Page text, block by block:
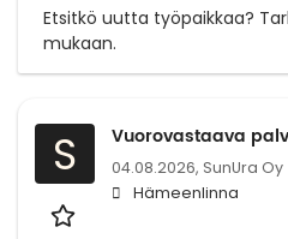
Etsitkö uutta työpaikkaa?
mukaan.
S Vuorovastaava
04.08.2026, SunUra Oy
Hämeenlinna